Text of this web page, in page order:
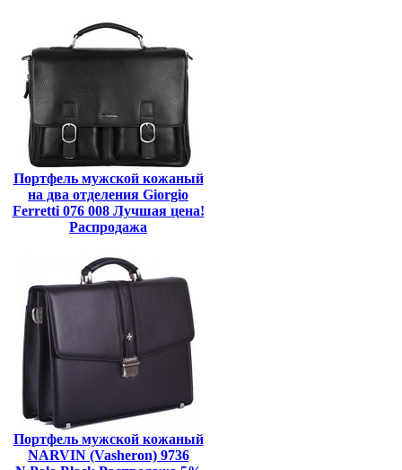
Портфель мужской кожаный
на два отделения Giorgio
Ferretti 076 008 Лучшая цена!
Распродажа
Портфель мужской кожаный
NARVIN (Vasheron) 9736